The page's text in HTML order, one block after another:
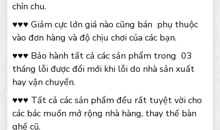
chỉn chu.
♥♥♥ Giảm cực lớn giá nào cũng bán phụ thuộc
vào đơn hàng và độ chịu chơi của các bạn.
♥♥♥ Bảo hành tất cả các sản phẩm trong 03
tháng lỗi được đổi mới khi lỗi do nhà sản xuất
hay vận chuyển.
♥♥♥ Tất cả các sản phẩm đểu rất tuyệt vời cho
các bác muốn mở rộng nhà hàng, thay thế bàn
ghế cũ.